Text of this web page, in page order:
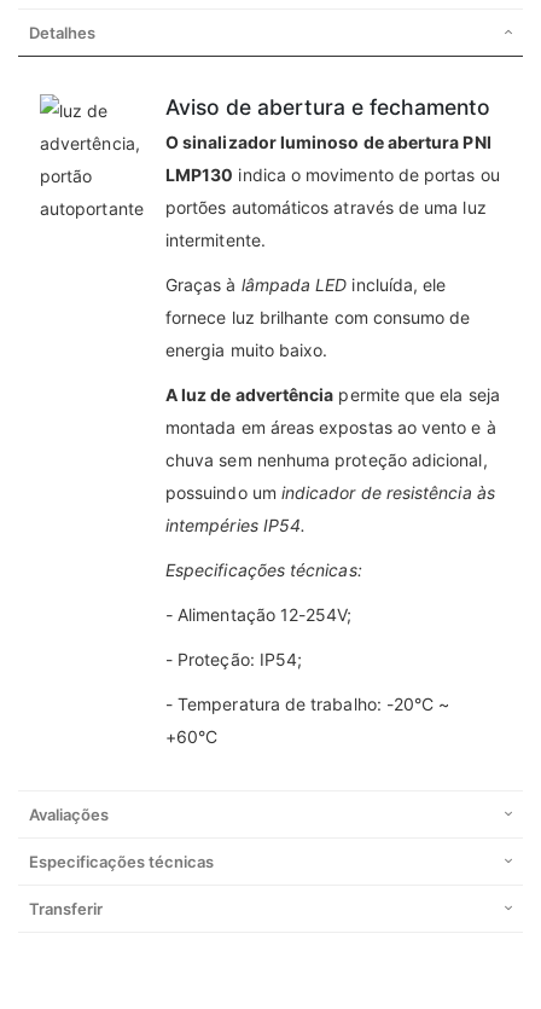
Detalhes
Aviso de abertura e fechamento
O sinalizador luminoso de abertura PNI
LMP130 indica o movimento de portas ou
portões automáticos através de uma luz
intermitente.
Graças à lâmpada LED incluída, ele
fornece luz brilhante com consumo de
energia muito baixo.
A luz de advertência permite que ela seja
montada em áreas expostas ao vento e à
chuva sem nenhuma proteção adicional,
possuindo um indicador de resistência às
intempéries IP54.
Especificações técnicas:
- Alimentação 12-254V;
- Proteção: IP54;
- Temperatura de trabalho: -20°C ~
+60°C
Avaliações
Especificações técnicas
Transferir